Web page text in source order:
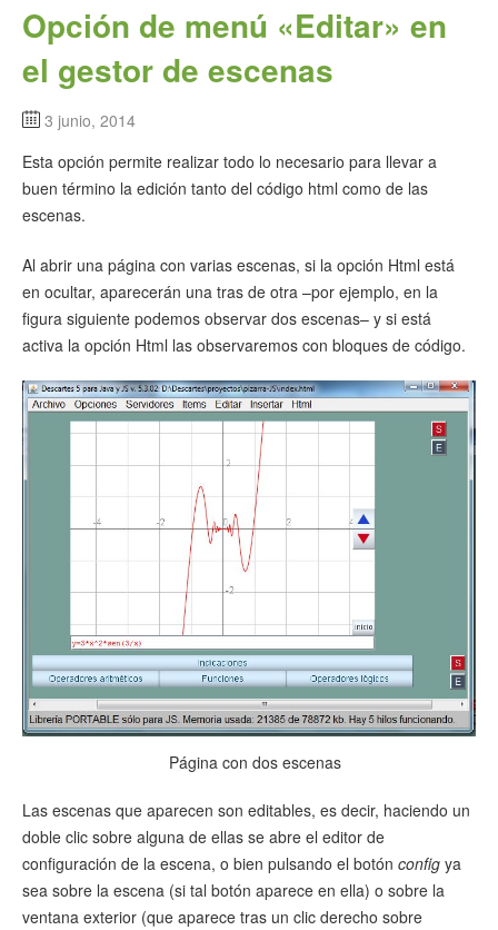
Opción de menú «Editar» en
el gestor de escenas
3 junio, 2014
Esta opción permite realizar todo lo necesario para llevar a
buen término la edición tanto del código html como de las
escenas.
Al abrir una página con varias escenas, si la opción Html está
en ocultar, aparecerán una tras de otra –por ejemplo, en la
figura siguiente podemos observar dos escenas– y si está
activa la opción Html las observaremos con bloques de código.
Página con dos escenas
Las escenas que aparecen son editables, es decir, haciendo un
doble clic sobre alguna de ellas se abre el editor de
configuración de la escena, o bien pulsando el botón config ya
sea sobre la escena (si tal botón aparece en ella) o sobre la
ventana exterior (que aparece tras un clic derecho sobre